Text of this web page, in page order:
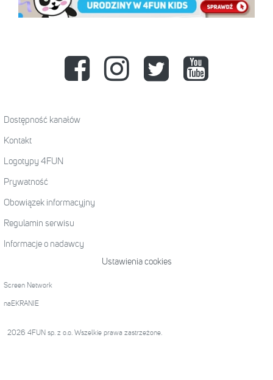
Dostępność kanałów
Kontakt
Logotypy 4FUN
Prywatność
Obowiązek informacyjny
Regulamin serwisu
Informacje o nadawcy
Ustawienia cookies
Screen Network
naEKRANIE
2026 4FUN sp. z o.o. Wszelkie prawa zastrzeżone.